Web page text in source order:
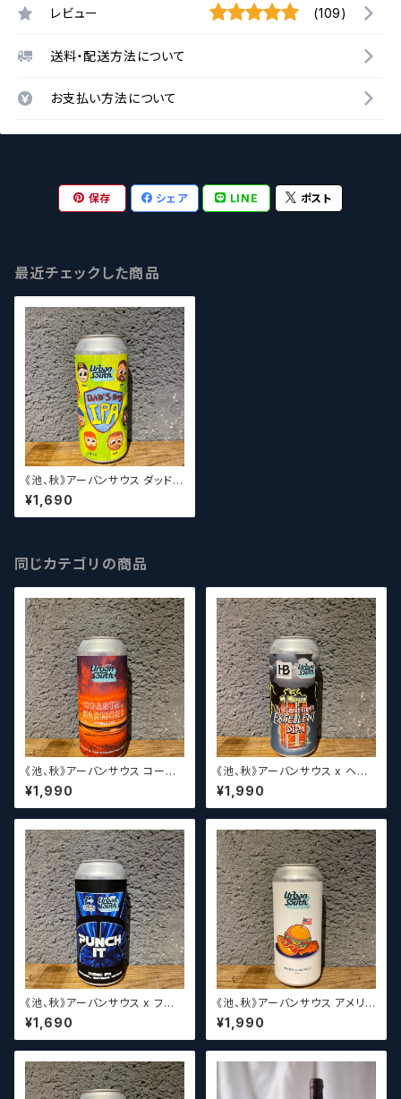
レビュー (109)
送料・配送方法について
お支払い方法について
保存 シェア LINE ポスト
最近チェックした商品
《池、秋》アーバンサウス ダッドズ
デイIPA / Urban South HTX
Dad’s Day IPA【クラフトビー
ル】
¥1,690
同じカテゴリの商品
《池、秋》アーバンサウス コース
タルハーモニー2022 / Urban
South HTX Coastal Harmo
ny 2022【クラフトビール】
¥1,990
《池、秋》アーバンサウス x ヘイ
スト テイラー&トリップズ... / Ur
ban South HTX x Heist Tyl
er & Tripp's Excellent DIPA
¥1,990
《池、秋》アーバンサウス x フロ
ストタウン パンチイット / Urban
South HTX x Frost Town P
unch It【クラフトビール】
¥1,690
《池、秋》アーバンサウス アメリ
カンコンボプレート / Urban S
outh HTX American Comb
o Plate【クラフトビール】
¥1,990